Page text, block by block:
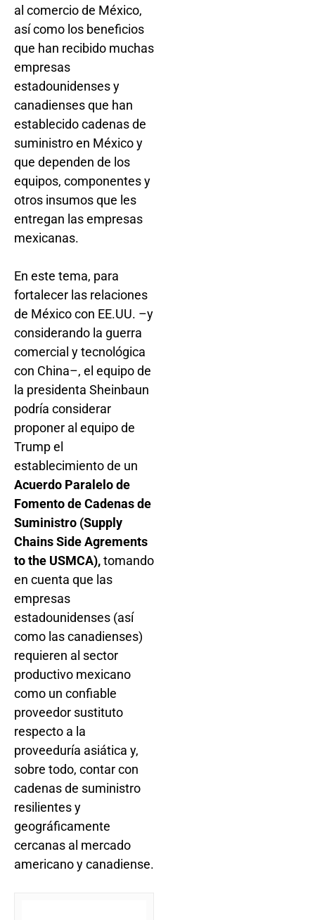
al comercio de México,
así como los beneficios
que han recibido muchas
empresas
estadounidenses y
canadienses que han
establecido cadenas de
suministro en México y
que dependen de los
equipos, componentes y
otros insumos que les
entregan las empresas
mexicanas.
En este tema, para
fortalecer las relaciones
de México con EE.UU. –y
considerando la guerra
comercial y tecnológica
con China–, el equipo de
la presidenta Sheinbaun
podría considerar
proponer al equipo de
Trump el
establecimiento de un
Acuerdo Paralelo de
Fomento de Cadenas de
Suministro (Supply
Chains Side Agrements
to the USMCA),tomando
en cuenta que las
empresas
estadounidenses (así
como las canadienses)
requieren al sector
productivo mexicano
como un confiable
proveedor sustituto
respecto a la
proveeduría asiática y,
sobre todo, contar con
cadenas de suministro
resilientes y
geográficamente
cercanas al mercado
americano y canadiense.